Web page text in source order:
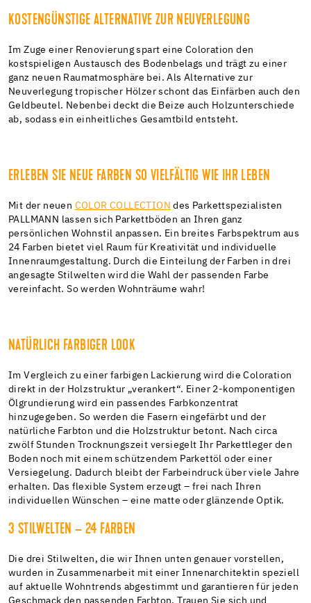
KOSTENGÜNSTIGE ALTERNATIVE ZUR NEUVERLEGUNG
Im Zuge einer Renovierung spart eine Coloration den
kostspieligen Austausch des Bodenbelags und trägt zu einer
ganz neuen Raumatmosphäre bei. Als Alternative zur
Neuverlegung tropischer Hölzer schont das Einfärben auch den
Geldbeutel. Nebenbei deckt die Beize auch Holzunterschiede
ab, sodass ein einheitliches Gesamtbild entsteht.
ERLEBEN SIE NEUE FARBEN SO VIELFÄLTIG WIE IHR LEBEN
Mit der neuen COLOR COLLECTION des Parkettspezialisten
PALLMANN lassen sich Parkettböden an Ihren ganz
persönlichen Wohnstil anpassen. Ein breites Farbspektrum aus
24 Farben bietet viel Raum für Kreativität und individuelle
Innenraumgestaltung. Durch die Einteilung der Farben in drei
angesagte Stilwelten wird die Wahl der passenden Farbe
vereinfacht. So werden Wohnträume wahr!
NATÜRLICH FARBIGER LOOK
Im Vergleich zu einer farbigen Lackierung wird die Coloration
direkt in der Holzstruktur „verankert“. Einer 2-komponentigen
Ölgrundierung wird ein passendes Farbkonzentrat
hinzugegeben. So werden die Fasern eingefärbt und der
natürliche Farbton und die Holzstruktur betont. Nach circa
zwölf Stunden Trocknungszeit versiegelt Ihr Parkettleger den
Boden noch mit einem schützendem Parkettöl oder einer
Versiegelung. Dadurch bleibt der Farbeindruck über viele Jahre
erhalten. Das flexible System erzeugt – frei nach Ihren
individuellen Wünschen – eine matte oder glänzende Optik.
3 STILWELTEN – 24 FARBEN
Die drei Stilwelten, die wir Ihnen unten genauer vorstellen,
wurden in Zusammenarbeit mit einer Innenarchitektin speziell
auf aktuelle Wohntrends abgestimmt und garantieren für jeden
Geschmack den passenden Farbton. Trauen Sie sich und